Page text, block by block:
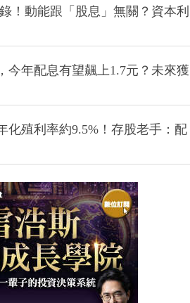
！動能跟「股息」無關？資本利
今年配息有望飆上1.7元？未來獲
化殖利率約9.5%！存股老手：配